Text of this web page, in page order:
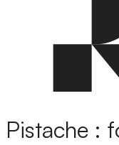
Pistache :